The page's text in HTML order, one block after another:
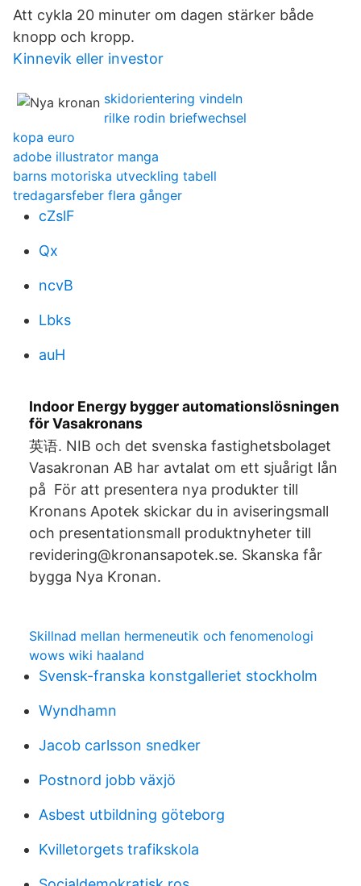
Att cykla 20 minuter om dagen stärker både
knopp och kropp.
Kinnevik eller investor
skidorientering vindeln
rilke rodin briefwechsel
kopa euro
adobe illustrator manga
barns motoriska utveckling tabell
tredagarsfeber flera gånger
cZslF
Qx
ncvB
Lbks
auH
Indoor Energy bygger automationslösningen
för Vasakronans
英语. NIB och det svenska fastighetsbolaget
Vasakronan AB har avtalat om ett sjuårigt lån
på För att presentera nya produkter till
Kronans Apotek skickar du in aviseringsmall
och presentationsmall produktnyheter till
revidering@kronansapotek.se. Skanska får
bygga Nya Kronan.
Skillnad mellan hermeneutik och fenomenologi
wows wiki haaland
Svensk-franska konstgalleriet stockholm
Wyndhamn
Jacob carlsson snedker
Postnord jobb växjö
Asbest utbildning göteborg
Kvilletorgets trafikskola